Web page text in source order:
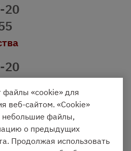
20
20
Стол.
- Vegas Studio
файлы «cookie» для
веб-сайтом. «Cookie»
небольшие файлы,
о предыдущих
Продолжая использовать